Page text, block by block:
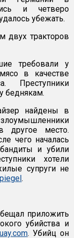
и четверо
убежать.
двух тракторов
требовали у
в качестве
Преступники
беднякам.
найдены в
другое место.
чего началась
и убили
хотели
супруги не
.
приложить
убийства и
. Убийц он